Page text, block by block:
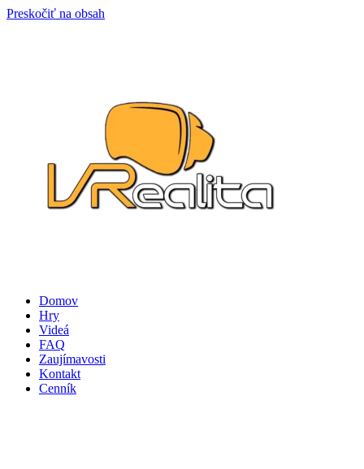
Preskočiť na obsah
Domov
Hry
Videá
FAQ
Zaujímavosti
Kontakt
Cenník